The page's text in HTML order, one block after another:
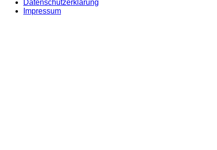
Datenschutzerklärung
Impressum